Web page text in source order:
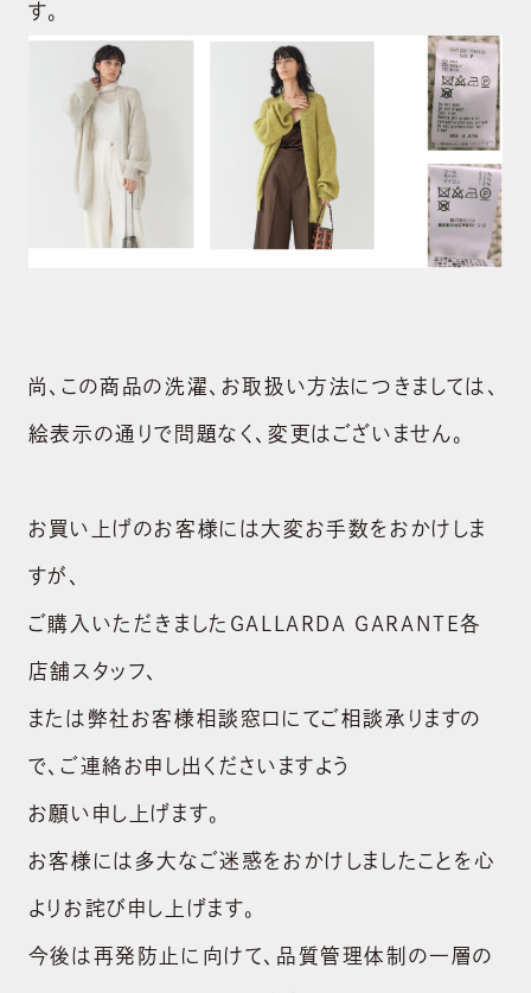
す。
尚、この商品の洗濯、お取扱い方法につきましては、
絵表示の通りで問題なく、変更はございません。
お買い上げのお客様には大変お手数をおかけしま
すが、
ご購入いただきましたGALLARDA GARANTE各
店舗スタッフ、
または弊社お客様相談窓口にてご相談承りますの
で、ご連絡お申し出くださいますよう
お願い申し上げます。
お客様には多大なご迷惑をおかけしましたことを心
よりお詫び申し上げます。
今後は再発防止に向けて、品質管理体制の一層の